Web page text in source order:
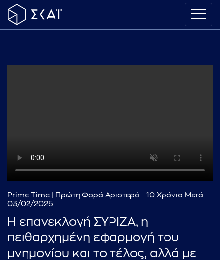
Prime Time | Πρώτη Φορά Αριστερά - 10 Χρόνια Μετά -
03/02/2025
Η επανεκλογή ΣΥΡΙΖΑ, η
πειθαρχημένη εφαρμογή του
μνημονίου και το τέλος, αλλά με